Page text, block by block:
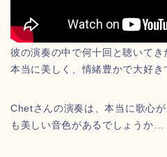
彼の演奏の中で何十回と聴いて
本当に美しく、情緒豊かで大好き
Chetさんの演奏は、本当に歌心
も美しい音色があるでしょうか…